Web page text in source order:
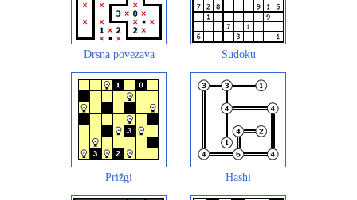
Drsna povezava Sudoku
Prižgi Hashi